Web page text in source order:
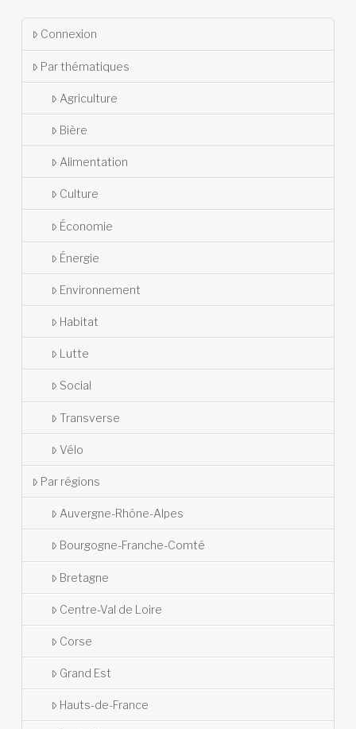
Connexion
Par thématiques
Agriculture
Bière
Alimentation
Culture
Économie
Énergie
Environnement
Habitat
Lutte
Social
Transverse
Vélo
Par régions
Auvergne-Rhône-Alpes
Bourgogne-Franche-Comté
Bretagne
Centre-Val de Loire
Corse
Grand Est
Hauts-de-France